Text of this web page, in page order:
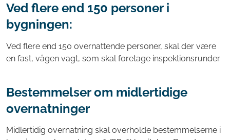
Ved flere end 150 personer i
bygningen:
Ved flere end 150 overnattende personer, skal der være
en fast, vågen vagt, som skal foretage inspektionsrunder.
Bestemmelser om midlertidige
overnatninger
Midlertidig overnatning skal overholde bestemmelserne i